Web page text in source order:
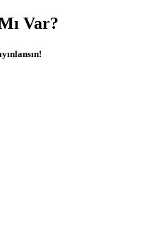
Var?